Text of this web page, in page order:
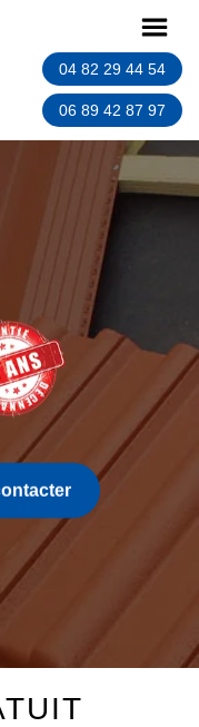
04 82 29 44 54
06 89 42 87 97